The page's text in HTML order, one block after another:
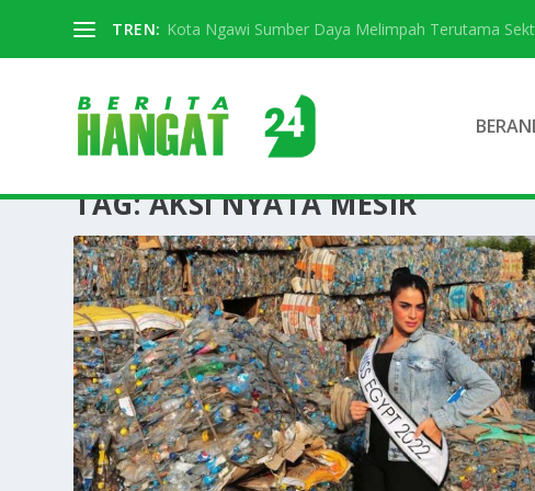
TREN: Kota Ngawi Sumber Daya Melimpah Terutama
TAG:AKSI NYATA MESIR